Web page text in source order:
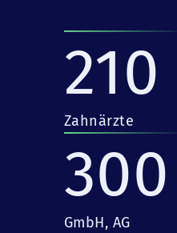
210
Zahnärzte
300
GmbH, AG